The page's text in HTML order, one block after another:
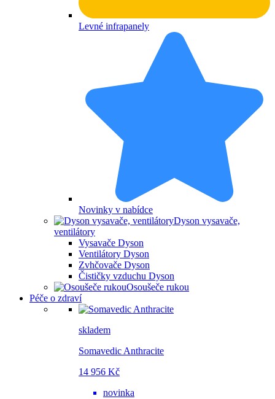
Levné infrapanely
Novinky v nabídce
Dyson vysavače,
ventilátory
Vysavače Dyson
Ventilátory Dyson
Zvhčovače Dyson
Čističky vzduchu Dyson
Osoušeče rukou
Péče o zdraví
skladem
Somavedic Anthracite
14 956 Kč
novinka